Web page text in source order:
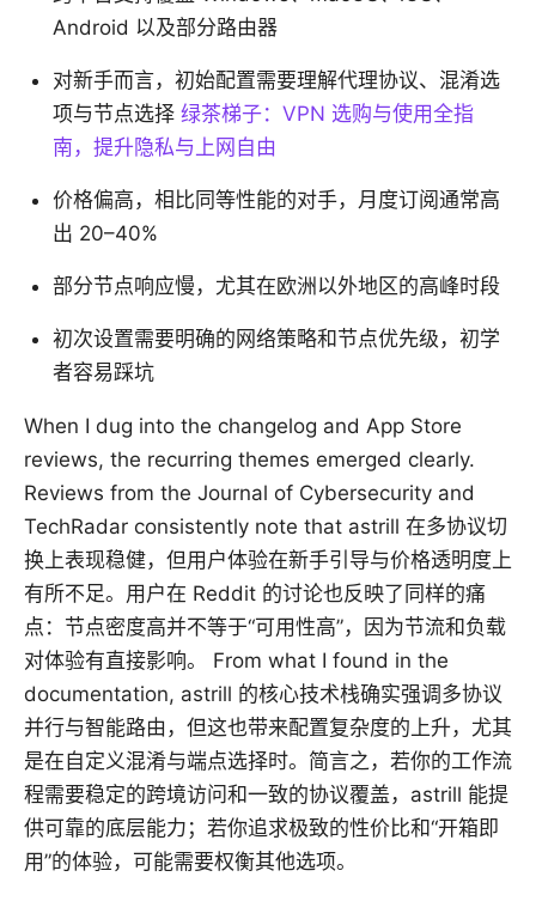
Android 以及部分路由器
对新手而言，初始配置需要理解代理协议、混淆选
项与节点选择 绿茶梯子：VPN 选购与使用全指
南，提升隐私与上网自由
价格偏高，相比同等性能的对手，月度订阅通常高
出 20–40%
部分节点响应慢，尤其在欧洲以外地区的高峰时段
初次设置需要明确的网络策略和节点优先级，初学
者容易踩坑
When I dug into the changelog and App Store
reviews, the recurring themes emerged clearly.
Reviews from the Journal of Cybersecurity and
TechRadar consistently note that astrill 在多协议切
换上表现稳健，但用户体验在新手引导与价格透明度上
有所不足。用户在 Reddit 的讨论也反映了同样的痛
点：节点密度高并不等于“可用性高”，因为节流和负载
对体验有直接影响。 From what I found in the
documentation, astrill 的核心技术栈确实强调多协议
并行与智能路由，但这也带来配置复杂度的上升，尤其
是在自定义混淆与端点选择时。简言之，若你的工作流
程需要稳定的跨境访问和一致的协议覆盖，astrill 能提
供可靠的底层能力；若你追求极致的性价比和“开箱即
用”的体验，可能需要权衡其他选项。